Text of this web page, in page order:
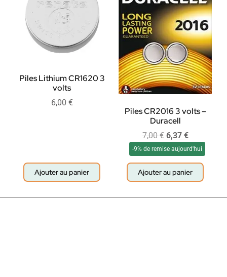
Piles Lithium CR1620 3
volts
6,00 €
Ajouter au panier
Piles CR2016 3 volts –
Duracell
7,00€ 6,37 €
-9% de remise aujourd'hui
Ajouter au panier